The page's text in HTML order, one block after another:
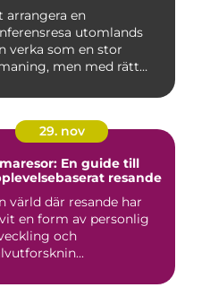
arrangera en
utomlands
verka som en stor
men med rätt
29. nov
En guide till
resande
värld där resande har
en form av personlig
och